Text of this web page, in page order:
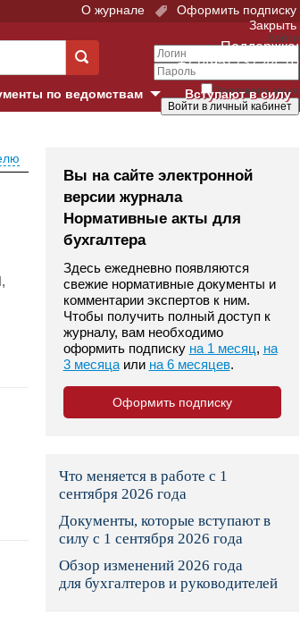
О журнале
Оформить подписку
Закрыть
Войти
Запомнить меня
Поддержка:
+7 (495) 737-44-10
Вступают в силу
по ведомствам
России
Суд
в г. Москве
Суд
фонд
фонд России
общей юрисдикции
Вы на сайте электронной
версии журнала
Нормативные акты для
бухгалтера
Здесь ежедневно появляются
свежие нормативные документы и
комментарии экспертов к ним.
Чтобы получить полный доступ к
журналу, вам необходимо
оформить подписку на 1 месяц, на
3 месяцаили на 6 месяцев.
Оформить подписку
Что меняется в работе с 1
сентября 2026 года
Документы, которые вступают в
силу с 1 сентября 2026 года
Обзор изменений 2026 года
для бухгалтеров и руководителей